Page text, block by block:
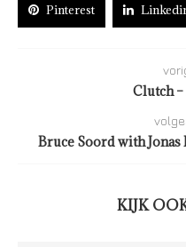
Pinterest
Clutch –
Bruce Soord with
KIJK